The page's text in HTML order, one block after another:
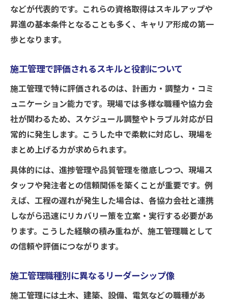
などが代表的です。これらの資格取得はスキルアップや
昇進の基本条件となることも多く、キャリア形成の第一
歩となります。
施工管理で評価されるスキルと役割について
施工管理で特に評価されるのは、計画力・調整力・コミ
ュニケーション能力です。現場では多様な職種や協力会
社が関わるため、スケジュール調整やトラブル対応が日
常的に発生します。こうした中で柔軟に対応し、現場を
まとめ上げる力が求められます。
具体的には、進捗管理や品質管理を徹底しつつ、現場ス
タッフや発注者との信頼関係を築くことが重要です。例
えば、工程の遅れが発生した場合は、各協力会社と連携
しながら迅速にリカバリー策を立案・実行する必要があ
ります。こうした経験の積み重ねが、施工管理職として
の信頼や評価につながります。
施工管理職種別に異なるリーダーシップ像
施工管理には土木、建築、設備、電気などの職種があ